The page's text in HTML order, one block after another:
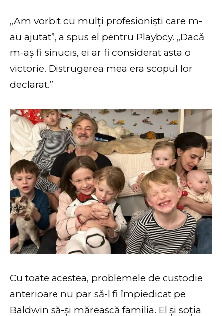
„Am vorbit cu mulți profesioniști care m-
au ajutat”, a spus el pentru Playboy. „Dacă
m-aș fi sinucis, ei ar fi considerat asta o
victorie. Distrugerea mea era scopul lor
declarat.”
Cu toate acestea, problemele de custodie
anterioare nu par să-l fi împiedicat pe
Baldwin să-și mărească familia. El și soția